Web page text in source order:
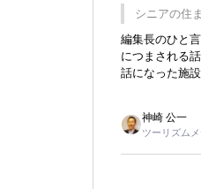
接客業の何か
もう一つは
販売するにあ
永井社長は、
まっているこ
確信したそう
シニアの住
のは出かけ
編集長のひと
につまされる
話になった施
りました。母
施設を選択し
仕事ででした
はなく、世話
神崎 公一
ツーリズム